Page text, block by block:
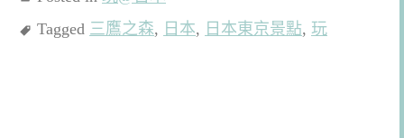
Tagged 三鷹之森, 日本, 日本東京景點, 玩